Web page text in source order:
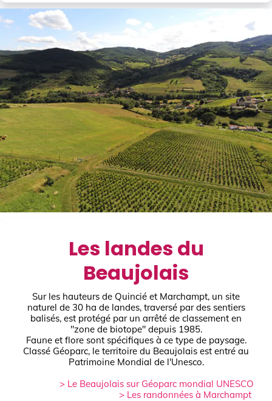
Les landes du
Beaujolais
Sur les hauteurs de Quincié et Marchampt, un site
naturel de 30 ha de landes, traversé par des sentiers
balisés, est protégé par un arrêté de classement en
"zone de biotope" depuis 1985.
Faune et flore sont spécifiques à ce type de paysage.
Classé Géoparc, le territoire du Beaujolais est entré au
Patrimoine Mondial de l'Unesco.
> Le Beaujolais sur Géoparc mondial UNESCO
> Les randonnées à Marchampt